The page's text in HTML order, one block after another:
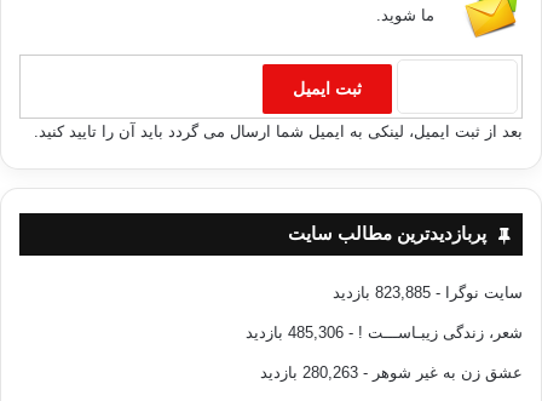
ما شوید.
بعد از ثبت ایمیل، لینکی به ایمیل شما ارسال می گردد باید آن را تایید کنید.
پربازدیدترین مطالب سایت
سایت نوگرا - 823,885 بازدید
شعر، زندگی زیبـاســـت ! - 485,306 بازدید
عشق زن به غیر شوهر - 280,263 بازدید